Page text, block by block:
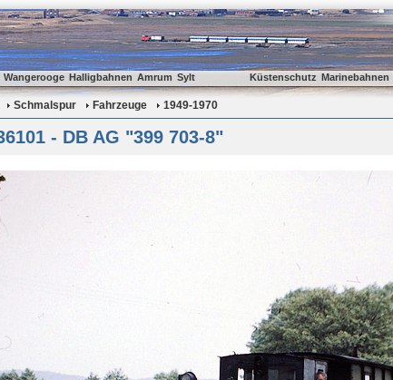
Wangerooge Halligbahnen Amrum Sylt Küstenschutz Marinebahnen
Schmalspur Fahrzeuge 1949-1970
- DB AG "399 703-8"